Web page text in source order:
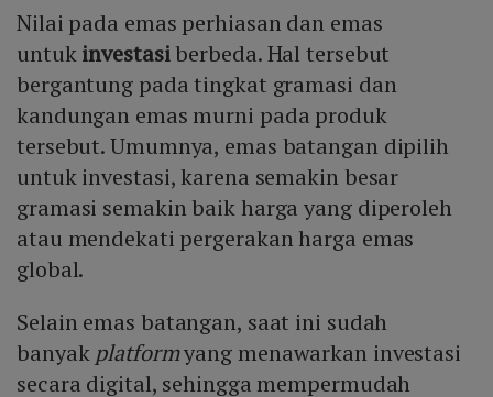
Nilai pada emas perhiasan dan emas
untukinvestasiberbeda. Hal tersebut
bergantung pada tingkat gramasi dan
kandungan emas murni pada produk
tersebut. Umumnya, emas batangan dipilih
untuk investasi, karena semakin besar
gramasi semakin baik harga yang diperoleh
atau mendekati pergerakan harga emas
global.
Selain emas batangan, saat ini sudah
banyak platformyang menawarkan investasi
secara digital, sehingga mempermudah